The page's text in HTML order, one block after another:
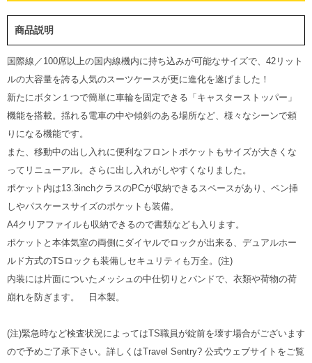
商品説明
国際線／100席以上の国内線機内に持ち込みが可能なサイズで、42リット
ルの大容量を誇る人気のスーツケースが更に進化を遂げました！
新たにボタン１つで簡単に車輪を固定できる「キャスターストッパー」
機能を搭載。揺れる電車の中や傾斜のある場所など、様々なシーンで頼
りになる機能です。
また、移動中の出し入れに便利なフロントポケットもサイズが大きくな
ってリニューアル。さらに出し入れがしやすくなりました。
ポケット内は13.3inchクラスのPCが収納できるスペースがあり、ペン挿
しやパスケースサイズのポケットも装備。
A4クリアファイルも収納できるので書類なども入ります。
ポケットと本体気室の両側にダイヤルでロックが出来る、デュアルホー
ルド方式のTSロックも装備しセキュリティも万全。(注)
内装には片面についたメッシュの中仕切りとバンドで、衣類や荷物の荷
崩れを防ぎます。 日本製。
(注)緊急時など検査状況によってはTS職員が錠前を壊す場合がございます
ので予めご了承下さい。詳しくはTravel Sentry? 公式ウェブサイトをご覧